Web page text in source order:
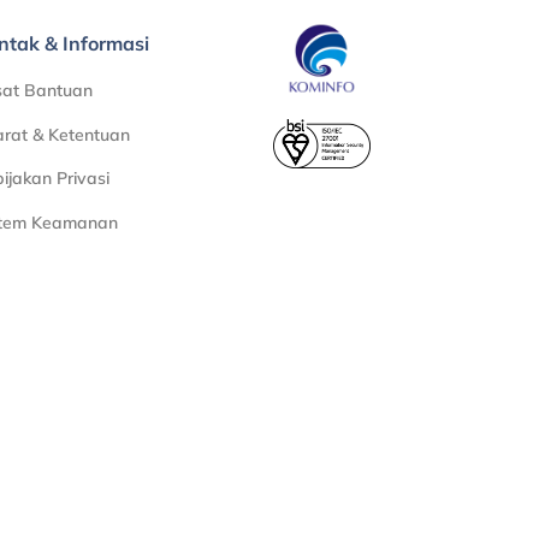
& Informasi
Bantuan
& Ketentuan
Privasi
Keamanan